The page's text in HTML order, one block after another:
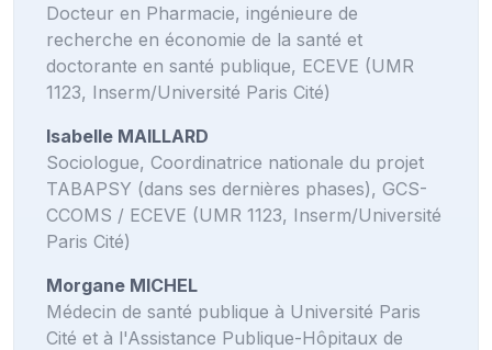
Docteur en Pharmacie, ingénieure de
recherche en économie de la santé et
doctorante en santé publique, ECEVE (UMR
1123, Inserm/Université Paris Cité)
Isabelle MAILLARD
Sociologue, Coordinatrice nationale du projet
TABAPSY (dans ses dernières phases), GCS-
CCOMS / ECEVE (UMR 1123, Inserm/Université
Paris Cité)
Morgane MICHEL
Médecin de santé publique à Université Paris
Cité et à l'Assistance Publique-Hôpitaux de